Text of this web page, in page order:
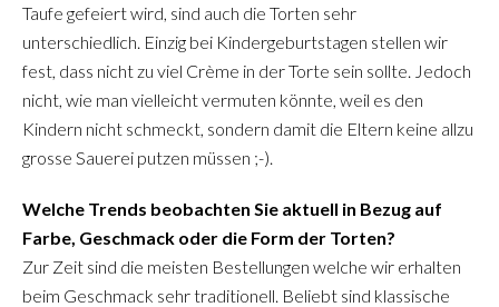
Taufe gefeiert wird, sind auch die Torten sehr
unterschiedlich. Einzig bei Kindergeburtstagen stellen wir
fest, dass nicht zu viel Crème in der Torte sein sollte. Jedoch
nicht, wie man vielleicht vermuten könnte, weil es den
Kindern nicht schmeckt, sondern damit die Eltern keine allzu
grosse Sauerei putzen müssen ;-).
Welche Trends beobachten Sie aktuell in Bezug auf
Farbe, Geschmack oder die Form der Torten?
Zur Zeit sind die meisten Bestellungen welche wir erhalten
beim Geschmack sehr traditionell. Beliebt sind klassische